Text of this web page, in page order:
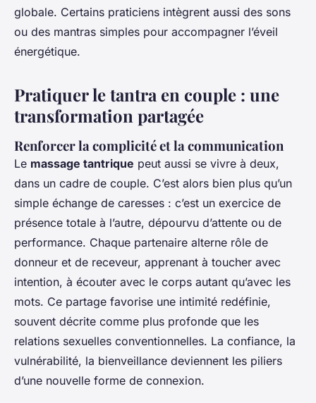
globale. Certains praticiens intègrent aussi des sons
ou des mantras simples pour accompagner l’éveil
énergétique.
Pratiquer le tantra en couple : une
transformation partagée
Renforcer la complicité et la communication
Le massage tantrique peut aussi se vivre à deux,
dans un cadre de couple. C’est alors bien plus qu’un
simple échange de caresses : c’est un exercice de
présence totale à l’autre, dépourvu d’attente ou de
performance. Chaque partenaire alterne rôle de
donneur et de receveur, apprenant à toucher avec
intention, à écouter avec le corps autant qu’avec les
mots. Ce partage favorise une intimité redéfinie,
souvent décrite comme plus profonde que les
relations sexuelles conventionnelles. La confiance, la
vulnérabilité, la bienveillance deviennent les piliers
d’une nouvelle forme de connexion.